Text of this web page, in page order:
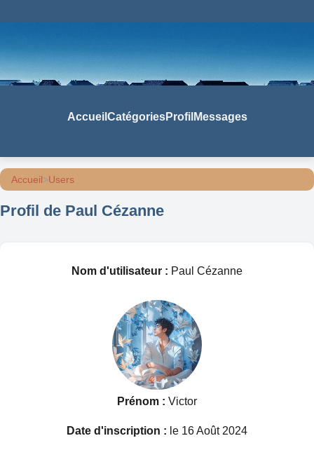
Accueil CatégoriesProfil Messages
Accueil>Users
Profil de Paul Cézanne
Nom d'utilisateur : Paul Cézanne
Prénom : Victor
Date d'inscription : le 16 Août 2024